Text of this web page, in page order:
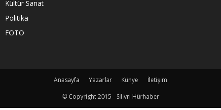
Kültür Sanat
Politika
FOTO
Anasayfa Yazarlar Künye
İletişim
© Copyright 2015 - Silivri Hürhaber